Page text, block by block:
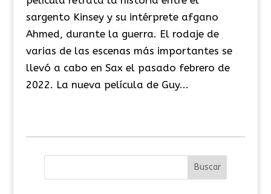
sargento Kinsey y su intérprete afgano
Ahmed, durante la guerra. El rodaje de
varias de las escenas más importantes se
llevó a cabo en Sax el pasado febrero de
2022. La nueva película de Guy...